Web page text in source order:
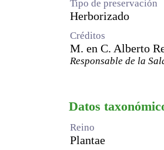
Tipo de preservación
Herborizado
Créditos
M. en C. Alberto
Responsable de la
Datos
Reino
Plantae